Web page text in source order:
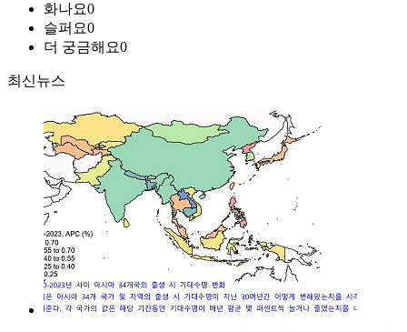
화나요0
슬퍼요0
더 궁금해요0
최신뉴스